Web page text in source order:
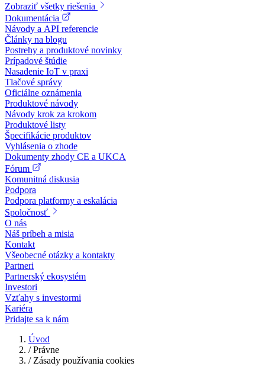
Zobraziť všetky riešenia
Dokumentácia
Návody a API referencie
Články na blogu
Postrehy a produktové novinky
Prípadové štúdie
Nasadenie IoT v praxi
Tlačové správy
Oficiálne oznámenia
Produktové návody
Návody krok za krokom
Produktové listy
Špecifikácie produktov
Vyhlásenia o zhode
Dokumenty zhody CE a UKCA
Fórum
Komunitná diskusia
Podpora
Podpora platformy a eskalácia
Spoločnosť
O nás
Náš príbeh a misia
Kontakt
Všeobecné otázky a kontakty
Partneri
Partnerský ekosystém
Investori
Vzťahy s investormi
Kariéra
Pridajte sa k nám
Úvod
/ Právne
/ Zásady používania cookies